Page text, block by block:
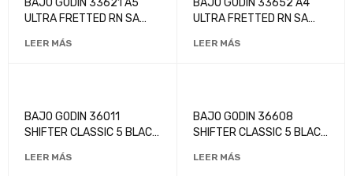
BAJO GODIN 33621 A5
ULTRA FRETTED RN SA
LEER MÁS
BAJO GODIN 33652 A4
ULTRA FRETTED RN SA
LEER MÁS
BAJO GODIN 36011
SHIFTER CLASSIC 5 BLACK
LEER MÁS
BAJO GODIN 36608
SHIFTER CLASSIC 5 BLACK
LEER MÁS